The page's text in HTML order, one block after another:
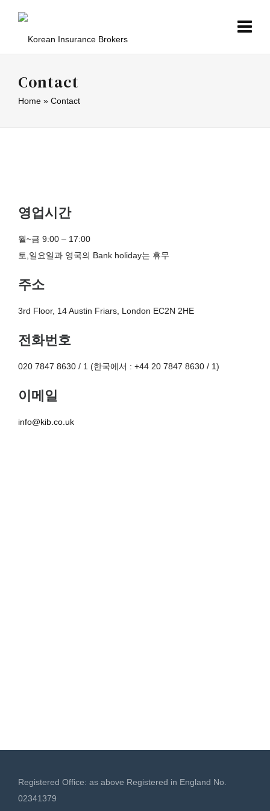
Contact
Home » Contact
영업시간
월~금 9:00 – 17:00
토,일요일과 영국의 Bank holiday는 휴무
주소
3rd Floor, 14 Austin Friars, London EC2N 2HE
전화번호
020 7847 8630 / 1 (한국에서 : +44 20 7847 8630 / 1)
이메일
info@kib.co.uk
Registered Office: as above Registered in England No.
02341379